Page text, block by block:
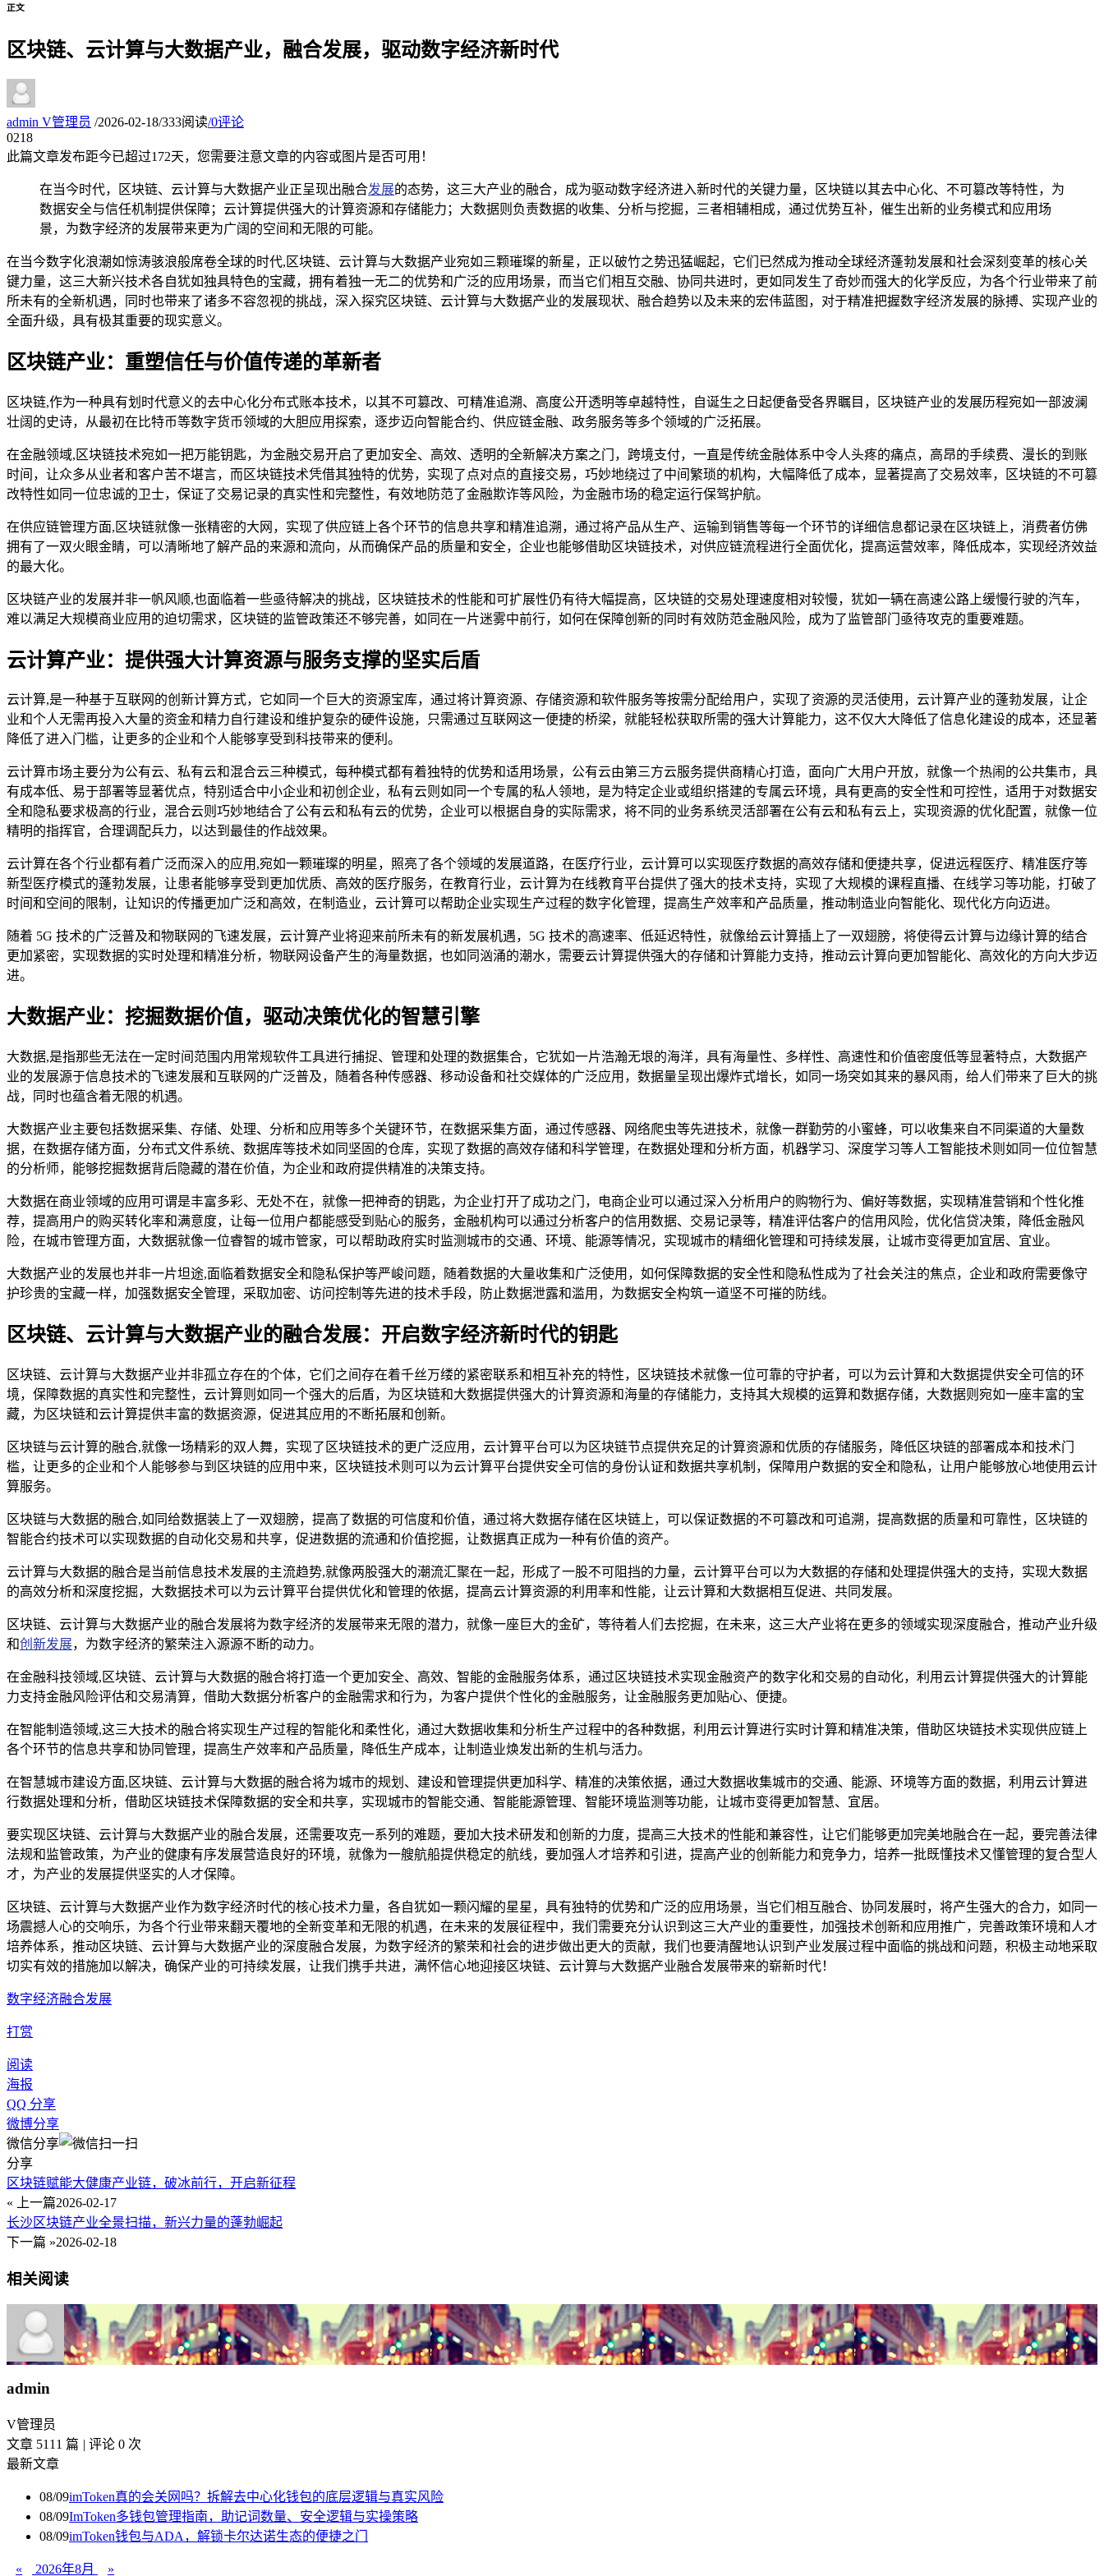
正文
区块链、云计算与大数据产业，融合发展，驱动数字经济新时代
admin V管理员 /2026-02-18/333阅读/0评论
0218
此篇文章发布距今已超过172天，您需要注意文章的内容或图片是否可用！
在当今时代，区块链、云计算与大数据产业正呈现出融合发展的态势，这三大产业的融合，成为驱动数字经济进入新时代的关键力量，区块链以其去中心化、不可篡改等特性，为
数据安全与信任机制提供保障；云计算提供强大的计算资源和存储能力；大数据则负责数据的收集、分析与挖掘，三者相辅相成，通过优势互补，催生出新的业务模式和应用场
景，为数字经济的发展带来更为广阔的空间和无限的可能。
在当今数字化浪潮如惊涛骇浪般席卷全球的时代,区块链、云计算与大数据产业宛如三颗璀璨的新星，正以破竹之势迅猛崛起，它们已然成为推动全球经济蓬勃发展和社会深刻变革的核心关
键力量，这三大新兴技术各自犹如独具特色的宝藏，拥有着独一无二的优势和广泛的应用场景，而当它们相互交融、协同共进时，更如同发生了奇妙而强大的化学反应，为各个行业带来了前
所未有的全新机遇，同时也带来了诸多不容忽视的挑战，深入探究区块链、云计算与大数据产业的发展现状、融合趋势以及未来的宏伟蓝图，对于精准把握数字经济发展的脉搏、实现产业的
全面升级，具有极其重要的现实意义。
区块链产业：重塑信任与价值传递的革新者
区块链,作为一种具有划时代意义的去中心化分布式账本技术，以其不可篡改、可精准追溯、高度公开透明等卓越特性，自诞生之日起便备受各界瞩目，区块链产业的发展历程宛如一部波澜
壮阔的史诗，从最初在比特币等数字货币领域的大胆应用探索，逐步迈向智能合约、供应链金融、政务服务等多个领域的广泛拓展。
在金融领域,区块链技术宛如一把万能钥匙，为金融交易开启了更加安全、高效、透明的全新解决方案之门，跨境支付，一直是传统金融体系中令人头疼的痛点，高昂的手续费、漫长的到账
时间，让众多从业者和客户苦不堪言，而区块链技术凭借其独特的优势，实现了点对点的直接交易，巧妙地绕过了中间繁琐的机构，大幅降低了成本，显著提高了交易效率，区块链的不可篡
改特性如同一位忠诚的卫士，保证了交易记录的真实性和完整性，有效地防范了金融欺诈等风险，为金融市场的稳定运行保驾护航。
在供应链管理方面,区块链就像一张精密的大网，实现了供应链上各个环节的信息共享和精准追溯，通过将产品从生产、运输到销售等每一个环节的详细信息都记录在区块链上，消费者仿佛
拥有了一双火眼金睛，可以清晰地了解产品的来源和流向，从而确保产品的质量和安全，企业也能够借助区块链技术，对供应链流程进行全面优化，提高运营效率，降低成本，实现经济效益
的最大化。
区块链产业的发展并非一帆风顺,也面临着一些亟待解决的挑战，区块链技术的性能和可扩展性仍有待大幅提高，区块链的交易处理速度相对较慢，犹如一辆在高速公路上缓慢行驶的汽车，
难以满足大规模商业应用的迫切需求，区块链的监管政策还不够完善，如同在一片迷雾中前行，如何在保障创新的同时有效防范金融风险，成为了监管部门亟待攻克的重要难题。
云计算产业：提供强大计算资源与服务支撑的坚实后盾
云计算,是一种基于互联网的创新计算方式，它如同一个巨大的资源宝库，通过将计算资源、存储资源和软件服务等按需分配给用户，实现了资源的灵活使用，云计算产业的蓬勃发展，让企
业和个人无需再投入大量的资金和精力自行建设和维护复杂的硬件设施，只需通过互联网这一便捷的桥梁，就能轻松获取所需的强大计算能力，这不仅大大降低了信息化建设的成本，还显著
降低了进入门槛，让更多的企业和个人能够享受到科技带来的便利。
云计算市场主要分为公有云、私有云和混合云三种模式，每种模式都有着独特的优势和适用场景，公有云由第三方云服务提供商精心打造，面向广大用户开放，就像一个热闹的公共集市，具
有成本低、易于部署等显著优点，特别适合中小企业和初创企业，私有云则如同一个专属的私人领地，是为特定企业或组织搭建的专属云环境，具有更高的安全性和可控性，适用于对数据安
全和隐私要求极高的行业，混合云则巧妙地结合了公有云和私有云的优势，企业可以根据自身的实际需求，将不同的业务系统灵活部署在公有云和私有云上，实现资源的优化配置，就像一位
精明的指挥官，合理调配兵力，以达到最佳的作战效果。
云计算在各个行业都有着广泛而深入的应用,宛如一颗璀璨的明星，照亮了各个领域的发展道路，在医疗行业，云计算可以实现医疗数据的高效存储和便捷共享，促进远程医疗、精准医疗等
新型医疗模式的蓬勃发展，让患者能够享受到更加优质、高效的医疗服务，在教育行业，云计算为在线教育平台提供了强大的技术支持，实现了大规模的课程直播、在线学习等功能，打破了
时间和空间的限制，让知识的传播更加广泛和高效，在制造业，云计算可以帮助企业实现生产过程的数字化管理，提高生产效率和产品质量，推动制造业向智能化、现代化方向迈进。
随着 5G 技术的广泛普及和物联网的飞速发展，云计算产业将迎来前所未有的新发展机遇，5G 技术的高速率、低延迟特性，就像给云计算插上了一双翅膀，将使得云计算与边缘计算的结合
更加紧密，实现数据的实时处理和精准分析，物联网设备产生的海量数据，也如同汹涌的潮水，需要云计算提供强大的存储和计算能力支持，推动云计算向更加智能化、高效化的方向大步迈
进。
大数据产业：挖掘数据价值，驱动决策优化的智慧引擎
大数据,是指那些无法在一定时间范围内用常规软件工具进行捕捉、管理和处理的数据集合，它犹如一片浩瀚无垠的海洋，具有海量性、多样性、高速性和价值密度低等显著特点，大数据产
业的发展源于信息技术的飞速发展和互联网的广泛普及，随着各种传感器、移动设备和社交媒体的广泛应用，数据量呈现出爆炸式增长，如同一场突如其来的暴风雨，给人们带来了巨大的挑
战，同时也蕴含着无限的机遇。
大数据产业主要包括数据采集、存储、处理、分析和应用等多个关键环节，在数据采集方面，通过传感器、网络爬虫等先进技术，就像一群勤劳的小蜜蜂，可以收集来自不同渠道的大量数
据，在数据存储方面，分布式文件系统、数据库等技术如同坚固的仓库，实现了数据的高效存储和科学管理，在数据处理和分析方面，机器学习、深度学习等人工智能技术则如同一位位智慧
的分析师，能够挖掘数据背后隐藏的潜在价值，为企业和政府提供精准的决策支持。
大数据在商业领域的应用可谓是丰富多彩、无处不在，就像一把神奇的钥匙，为企业打开了成功之门，电商企业可以通过深入分析用户的购物行为、偏好等数据，实现精准营销和个性化推
荐，提高用户的购买转化率和满意度，让每一位用户都能感受到贴心的服务，金融机构可以通过分析客户的信用数据、交易记录等，精准评估客户的信用风险，优化信贷决策，降低金融风
险，在城市管理方面，大数据就像一位睿智的城市管家，可以帮助政府实时监测城市的交通、环境、能源等情况，实现城市的精细化管理和可持续发展，让城市变得更加宜居、宜业。
大数据产业的发展也并非一片坦途,面临着数据安全和隐私保护等严峻问题，随着数据的大量收集和广泛使用，如何保障数据的安全性和隐私性成为了社会关注的焦点，企业和政府需要像守
护珍贵的宝藏一样，加强数据安全管理，采取加密、访问控制等先进的技术手段，防止数据泄露和滥用，为数据安全构筑一道坚不可摧的防线。
区块链、云计算与大数据产业的融合发展：开启数字经济新时代的钥匙
区块链、云计算与大数据产业并非孤立存在的个体，它们之间存在着千丝万缕的紧密联系和相互补充的特性，区块链技术就像一位可靠的守护者，可以为云计算和大数据提供安全可信的环
境，保障数据的真实性和完整性，云计算则如同一个强大的后盾，为区块链和大数据提供强大的计算资源和海量的存储能力，支持其大规模的运算和数据存储，大数据则宛如一座丰富的宝
藏，为区块链和云计算提供丰富的数据资源，促进其应用的不断拓展和创新。
区块链与云计算的融合,就像一场精彩的双人舞，实现了区块链技术的更广泛应用，云计算平台可以为区块链节点提供充足的计算资源和优质的存储服务，降低区块链的部署成本和技术门
槛，让更多的企业和个人能够参与到区块链的应用中来，区块链技术则可以为云计算平台提供安全可信的身份认证和数据共享机制，保障用户数据的安全和隐私，让用户能够放心地使用云计
算服务。
区块链与大数据的融合,如同给数据装上了一双翅膀，提高了数据的可信度和价值，通过将大数据存储在区块链上，可以保证数据的不可篡改和可追溯，提高数据的质量和可靠性，区块链的
智能合约技术可以实现数据的自动化交易和共享，促进数据的流通和价值挖掘，让数据真正成为一种有价值的资产。
云计算与大数据的融合是当前信息技术发展的主流趋势,就像两股强大的潮流汇聚在一起，形成了一股不可阻挡的力量，云计算平台可以为大数据的存储和处理提供强大的支持，实现大数据
的高效分析和深度挖掘，大数据技术可以为云计算平台提供优化和管理的依据，提高云计算资源的利用率和性能，让云计算和大数据相互促进、共同发展。
区块链、云计算与大数据产业的融合发展将为数字经济的发展带来无限的潜力，就像一座巨大的金矿，等待着人们去挖掘，在未来，这三大产业将在更多的领域实现深度融合，推动产业升级
和创新发展，为数字经济的繁荣注入源源不断的动力。
在金融科技领域,区块链、云计算与大数据的融合将打造一个更加安全、高效、智能的金融服务体系，通过区块链技术实现金融资产的数字化和交易的自动化，利用云计算提供强大的计算能
力支持金融风险评估和交易清算，借助大数据分析客户的金融需求和行为，为客户提供个性化的金融服务，让金融服务更加贴心、便捷。
在智能制造领域,这三大技术的融合将实现生产过程的智能化和柔性化，通过大数据收集和分析生产过程中的各种数据，利用云计算进行实时计算和精准决策，借助区块链技术实现供应链上
各个环节的信息共享和协同管理，提高生产效率和产品质量，降低生产成本，让制造业焕发出新的生机与活力。
在智慧城市建设方面,区块链、云计算与大数据的融合将为城市的规划、建设和管理提供更加科学、精准的决策依据，通过大数据收集城市的交通、能源、环境等方面的数据，利用云计算进
行数据处理和分析，借助区块链技术保障数据的安全和共享，实现城市的智能交通、智能能源管理、智能环境监测等功能，让城市变得更加智慧、宜居。
要实现区块链、云计算与大数据产业的融合发展，还需要攻克一系列的难题，要加大技术研发和创新的力度，提高三大技术的性能和兼容性，让它们能够更加完美地融合在一起，要完善法律
法规和监管政策，为产业的健康有序发展营造良好的环境，就像为一艘航船提供稳定的航线，要加强人才培养和引进，提高产业的创新能力和竞争力，培养一批既懂技术又懂管理的复合型人
才，为产业的发展提供坚实的人才保障。
区块链、云计算与大数据产业作为数字经济时代的核心技术力量，各自犹如一颗闪耀的星星，具有独特的优势和广泛的应用场景，当它们相互融合、协同发展时，将产生强大的合力，如同一
场震撼人心的交响乐，为各个行业带来翻天覆地的全新变革和无限的机遇，在未来的发展征程中，我们需要充分认识到这三大产业的重要性，加强技术创新和应用推广，完善政策环境和人才
培养体系，推动区块链、云计算与大数据产业的深度融合发展，为数字经济的繁荣和社会的进步做出更大的贡献，我们也要清醒地认识到产业发展过程中面临的挑战和问题，积极主动地采取
切实有效的措施加以解决，确保产业的可持续发展，让我们携手共进，满怀信心地迎接区块链、云计算与大数据产业融合发展带来的崭新时代！
数字经济融合发展
打赏
阅读
海报
QQ 分享
微博分享
微信分享
分享
区块链赋能大健康产业链，破冰前行，开启新征程
« 上一篇2026-02-17
长沙区块链产业全景扫描，新兴力量的蓬勃崛起
下一篇 »2026-02-18
相关阅读
admin
V管理员
文章 5111 篇 | 评论 0 次
最新文章
08/09imToken真的会关网吗？拆解去中心化钱包的底层逻辑与真实风险
08/09ImToken多钱包管理指南，助记词数量、安全逻辑与实操策略
08/09imToken钱包与ADA，解锁卡尔达诺生态的便捷之门
« 2026年8月 »